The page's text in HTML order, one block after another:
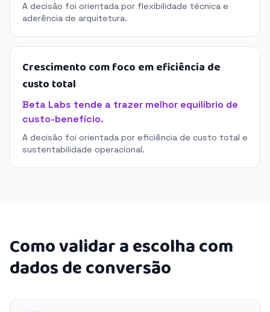
A decisão foi orientada por flexibilidade técnica e
aderência de arquitetura.
Crescimento com foco em eficiência de
custo total
Beta Labs tende a trazer melhor equilíbrio de
custo-benefício.
A decisão foi orientada por eficiência de custo total e
sustentabilidade operacional.
Como validar a escolha com
dados de conversão